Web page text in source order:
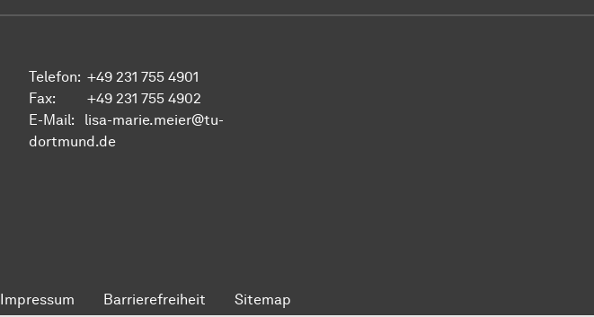
Telefon: +49 231 755 4901
Fax: +49 231 755 4902
E-Mail: lisa-marie.meier@tu-
dortmund.de
Impressum Barrierefreiheit Sitemap